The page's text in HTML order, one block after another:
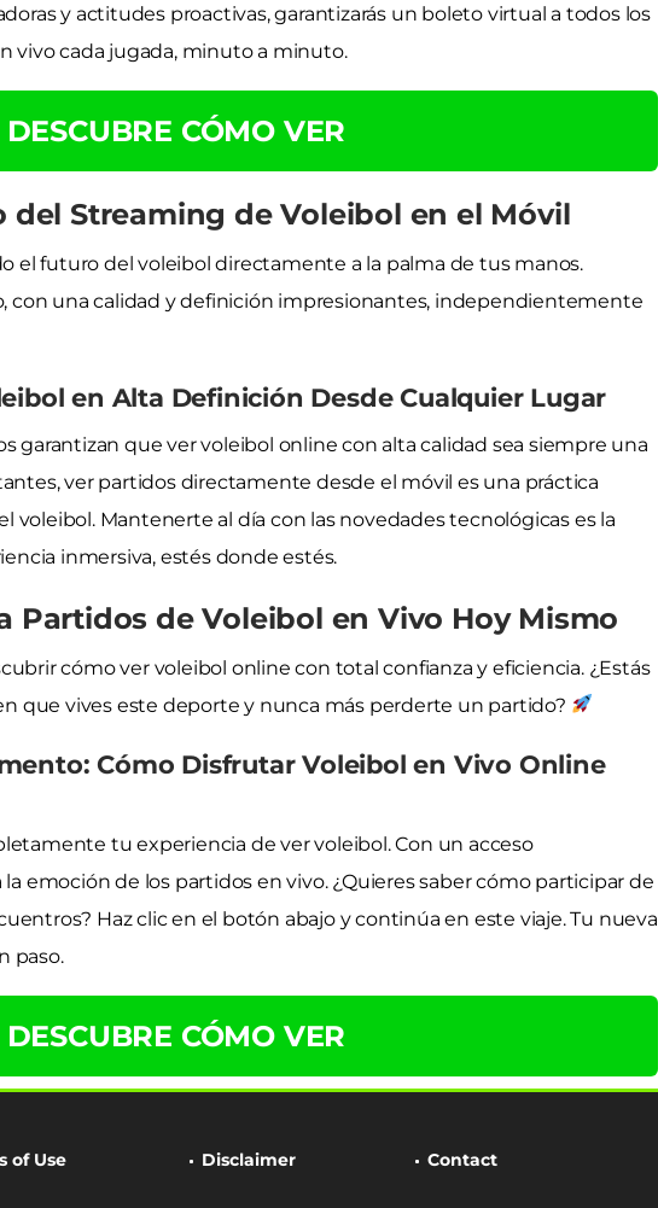
y actitudes proactivas, garantizarás un boleto virtual a todos los
vivo cada jugada, minuto a minuto.
DESCUBRE CÓMO VER
del Streaming de Voleibol en el Móvil
el futuro del voleibol directamente a la palma de tus manos.
con una calidad y definición impresionantes, independientemente
en Alta Definición Desde Cualquier Lugar
garantizan que ver voleibol online con alta calidad sea siempre una
ver partidos directamente desde el móvil es una práctica
voleibol. Mantenerte al día con las novedades tecnológicas es la
inmersiva, estés donde estés.
Partidos de Voleibol en Vivo Hoy Mismo
cómo ver voleibol online con total confianza y eficiencia. ¿Estás
que vives este deporte y nunca más perderte un partido?
Cómo Disfrutar Voleibol en Vivo Online
tu experiencia de ver voleibol. Con un acceso
emoción de los partidos en vivo. ¿Quieres saber cómo participar de
Haz clic en el botón abajo y continúa en este viaje. Tu nueva
paso.
DESCUBRE CÓMO VER
of Use Disclaimer Contact